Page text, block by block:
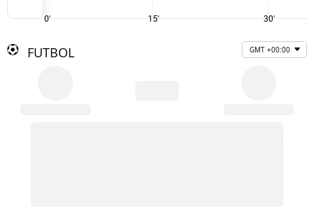
0' 15' 30'
FUTBOL GMT +00:00